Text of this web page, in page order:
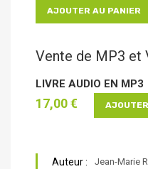
AJOUTER AU PANIER
Vente de MP3 et
LIVRE AUDIO EN MP3
17,00 €
Auteur : Jean-Marie